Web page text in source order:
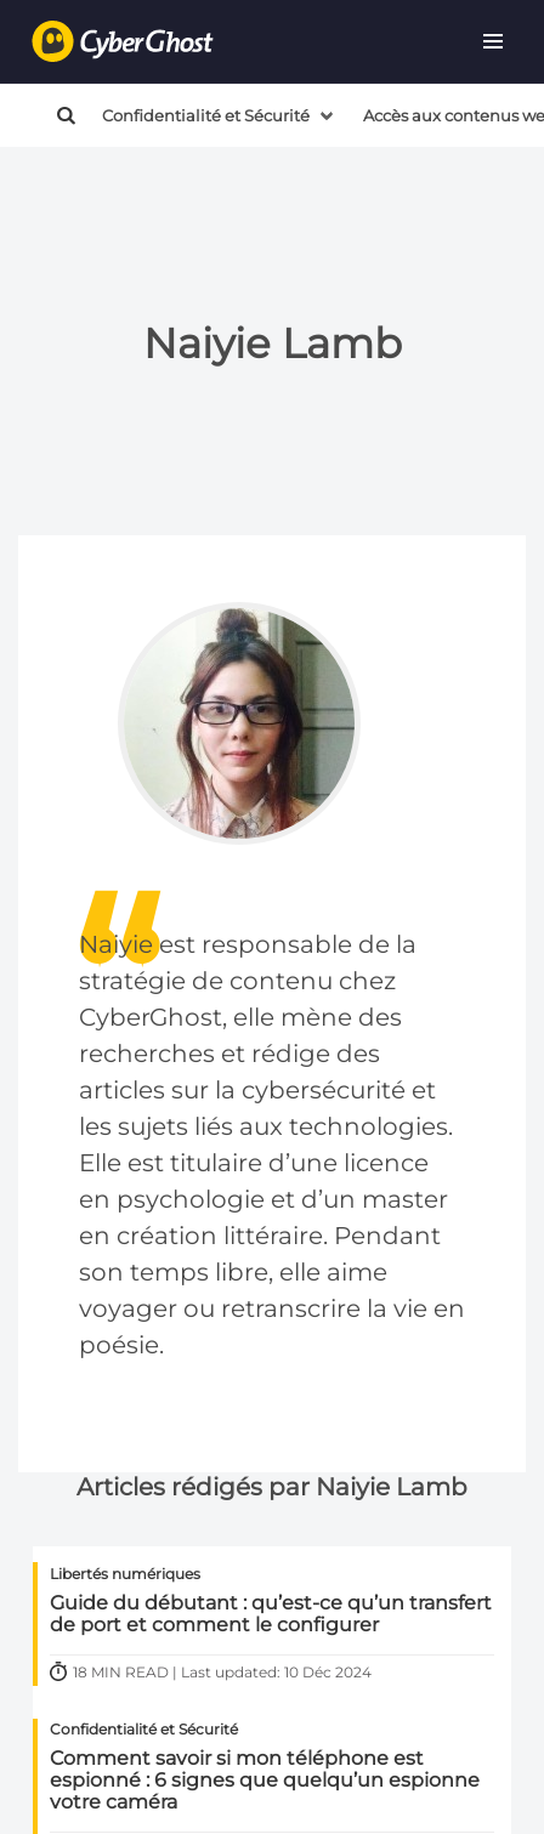
Warning: call_user_func_array() expects parameter 1 to
/mnt/efs/privacyhub/wp-includes/class-wp-hook.php
324
Confidentialité et Sécurité Accès aux contenus
Naiyie Lamb
Naiyie est responsable de la
stratégie de contenu chez
CyberGhost, elle mène des
recherches et rédige des
articles sur la cybersécurité et
les sujets liés aux technologies.
Elle est titulaire d’une licence
en psychologie et d’un master
en création littéraire. Pendant
son temps libre, elle aime
voyager ou retranscrire la vie en
poésie.
Articles rédigés par Naiyie Lamb
Libertés numériques
Guide du débutant : qu’est-ce qu’un transfert
de port et comment le configurer
18 MIN READ | Last updated: 10 Déc 2024
Confidentialité et Sécurité
Comment savoir si mon téléphone est
espionné : 6 signes que quelqu’un espionne
votre caméra